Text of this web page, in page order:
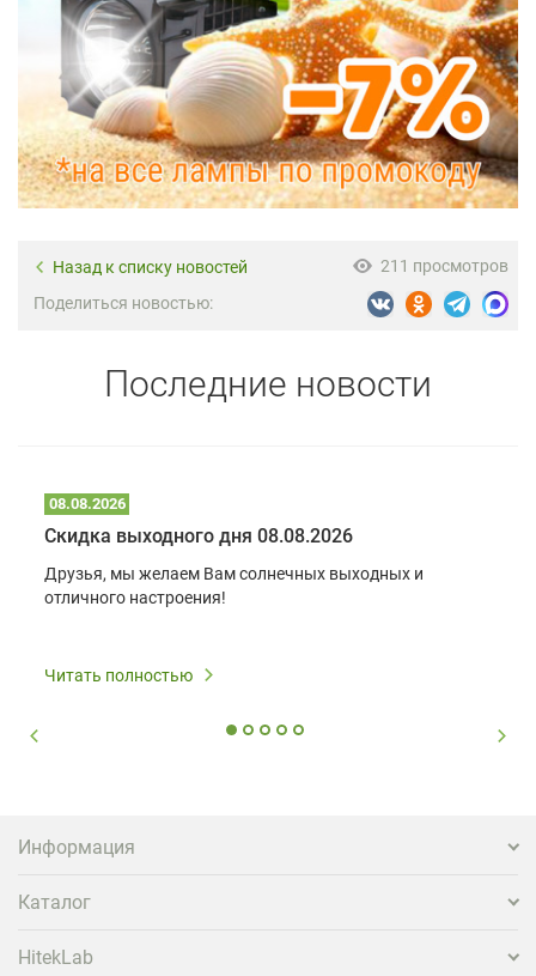
Назад к списку новостей
211 просмотров
Поделиться новостью:
Последние новости
08.08.2026
Скидка выходного дня 08.08.2026
Друзья, мы желаем Вам солнечных выходных и
отличного настроения!
Читать полностью
Информация
Каталог
HitekLab